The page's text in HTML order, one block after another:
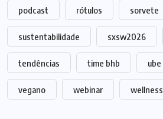
podcast rótulos sorvete
sustentabilidade sxsw2026
tendências time bhb ube
vegano webinar wellness